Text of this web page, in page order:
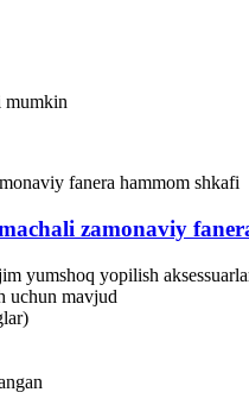
mumkin
zamonaviy
yumshoq yopilish
uchun mavjud